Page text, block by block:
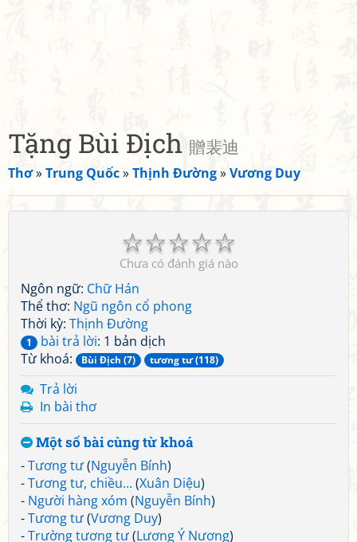
Tặng Bùi Địch 贈裴迪
Thơ»Trung Quốc»Thịnh Đường»Vương Duy
☆
☆
☆
☆
☆
Chưa có đánh giá nào
Ngôn ngữ: Chữ Hán
Thể thơ: Ngũ ngôn cổ phong
Thời kỳ: Thịnh Đường
1 bài trả lời: 1 bản dịch
Từ khoá:
Bùi Địch (7) tương tư (118)
Trả lời
In bài thơ
Một số bài cùng từ khoá
-Tương tư(Nguyễn Bính)
-Tương tư, chiều... (Xuân Diệu)
- Người hàng xóm (Nguyễn Bính)
-Tương tư(Vương Duy)
-Trường tương tư(Lương Ý Nương)